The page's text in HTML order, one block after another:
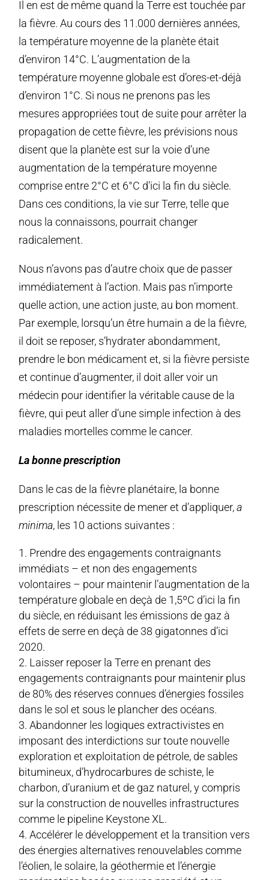
Il en est de même quand la Terre est touchée par
la fièvre. Au cours des 11.000 dernières années,
la température moyenne de la planète était
d’environ 14°C. L’augmentation de la
température moyenne globale est d’ores-et-déjà
d’environ 1°C. Si nous ne prenons pas les
mesures appropriées tout de suite pour arrêter la
propagation de cette fièvre, les prévisions nous
disent que la planète est sur la voie d’une
augmentation de la température moyenne
comprise entre 2°C et 6°C d’ici la fin du siècle.
Dans ces conditions, la vie sur Terre, telle que
nous la connaissons, pourrait changer
radicalement.
Nous n’avons pas d’autre choix que de passer
immédiatement à l’action. Mais pas n’importe
quelle action, une action juste, au bon moment.
Par exemple, lorsqu’un être humain a de la fièvre,
il doit se reposer, s’hydrater abondamment,
prendre le bon médicament et, si la fièvre persiste
et continue d’augmenter, il doit aller voir un
médecin pour identifier la véritable cause de la
fièvre, qui peut aller d’une simple infection à des
maladies mortelles comme le cancer.
La bonne prescription
Dans le cas de la fièvre planétaire, la bonne
prescription nécessite de mener et d’appliquer,a
minima, les 10 actions suivantes :
Prendre des engagements contraignants
immédiats – et non des engagements
volontaires – pour maintenir l’augmentation de la
température globale en deçà de 1,5ºC d’ici la fin
du siècle, en réduisant les émissions de gaz à
effets de serre en deçà de 38 gigatonnes d’ici
2020.
Laisser reposer la Terre en prenant des
engagements contraignants pour maintenir plus
de 80% des réserves connues d’énergies fossiles
dans le sol et sous le plancher des océans.
Abandonner les logiques extractivistes en
imposant des interdictions sur toute nouvelle
exploration et exploitation de pétrole, de sables
bitumineux, d’hydrocarbures de schiste, le
charbon, d’uranium et de gaz naturel, y compris
sur la construction de nouvelles infrastructures
comme le pipeline Keystone XL.
Accélérer le développement et la transition vers
des énergies alternatives renouvelables comme
l’éolien, le solaire, la géothermie et l’énergie